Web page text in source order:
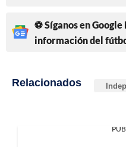
⚽ Síganos en
información del
Relacionados